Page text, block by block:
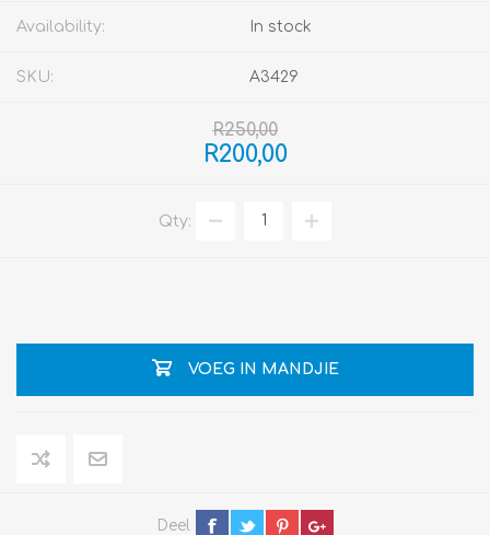
Availability: In stock
SKU: A3429
R250,00
R200,00
Qty:
VOEG IN MANDJIE
Deel